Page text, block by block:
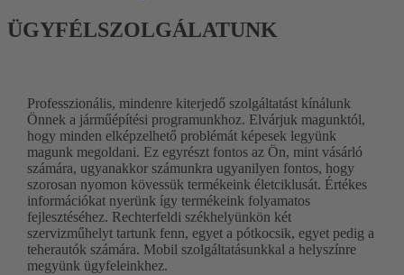
ÜGYFÉLSZOLGÁLATUNK
Professzionális, mindenre kiterjedő szolgáltatást kínálunk
Önnek a járműépítési programunkhoz. Elvárjuk magunktól,
hogy minden elképzelhető problémát képesek legyünk
magunk megoldani. Ez egyrészt fontos az Ön, mint vásárló
számára, ugyanakkor számunkra ugyanilyen fontos, hogy
szorosan nyomon kövessük termékeink életciklusát. Értékes
információkat nyerünk így termékeink folyamatos
fejlesztéséhez. Rechterfeldi székhelyünkön két
szervizműhelyt tartunk fenn, egyet a pótkocsik, egyet pedig a
teherautók számára. Mobil szolgáltatásunkkal a helyszínre
megyünk ügyfeleinkhez.